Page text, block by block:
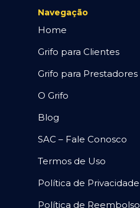
Navegação
Home
Grifo para Clientes
Grifo para Prestadores
O Grifo
Blog
SAC – Fale Conosco
Termos de Uso
Política de Privacidade
Política de Reembolso